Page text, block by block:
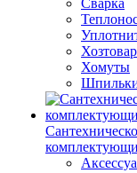
Сварка
Хомуты